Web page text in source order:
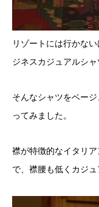
リゾートには行かな
ジネスカジュアルシ
そんなシャツをベー
ってみました。
襟が特徴的なイタリ
で、襟腰も低くカジュ